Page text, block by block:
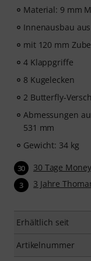
Material: 9 mm
Innenausbau aus
mit 120 mm
4 Klappgriffe
8 Kugelecken
2 Butterfly-
Abmessungen
531 mm
Gewicht: 34 kg
30 30 Tage
3 3 Jahre
Erhältlich seit
Artikelnummer